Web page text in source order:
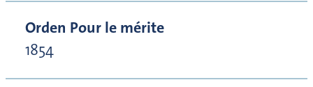
Orden Pour le mérite
1854